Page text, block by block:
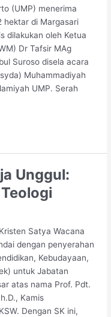
(UMP) menerima
hektar di Margasari
dilakukan oleh Ketua
Dr Tafsir MAg
Suroso disela acara
Muhammadiyah
UMP. Serah
Unggul:
Satya Wacana
dengan penyerahan
Kebudayaan,
untuk Jabatan
atas nama Prof. Pdt.
Kamis
Dengan SK ini,